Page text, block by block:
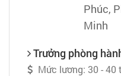
Phúc,
Minh
Trưởng phòng
Mức lương: 30 - 40